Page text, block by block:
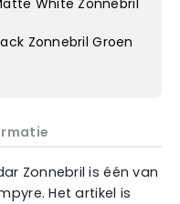
White Zonnebril
Zonnebril Groen
Zonnebril is één van
Het artikel is